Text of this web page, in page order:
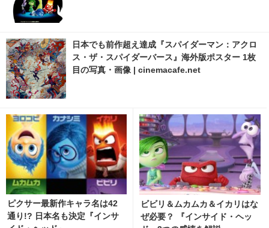
日本でも前作超え達成『スパイダーマン：アクロ
ス・ザ・スパイダーバース』海外版ポスター 1枚
目の写真・画像 | cinemacafe.net
ピクサー最新作キャラ名は42
通り!? 日本名も決定『インサ
ビビリ＆ムカムカ＆イカリはな
ぜ必要？ 『インサイド・ヘッ